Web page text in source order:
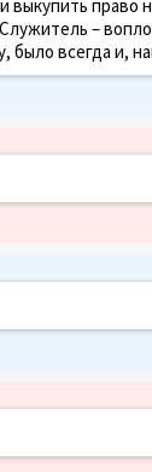
право
–
всегда и,